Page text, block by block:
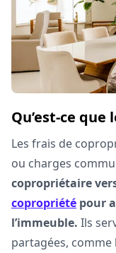
Qu’est-ce
Les frais de
ou charges
copropriétaire
copropriété pour
l’immeuble. Ils
partagées, comme